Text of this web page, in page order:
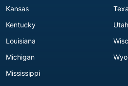
Kansas
Kentucky
Louisiana
Michigan
Mississippi
Utah